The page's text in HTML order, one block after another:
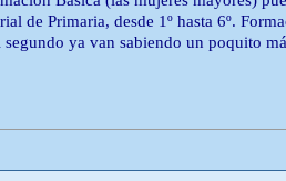
de Primaria, desde 1º hasta 6º.
ya van sabiendo un poquito